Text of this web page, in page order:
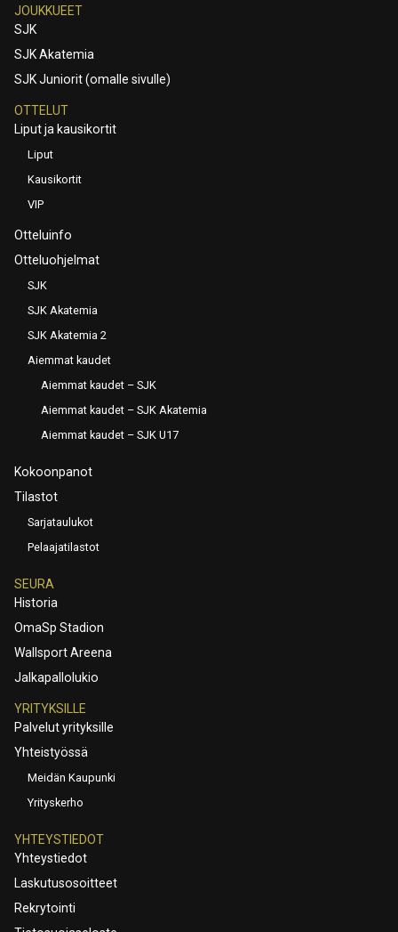
JOUKKUEET
SJK
SJK Akatemia
SJK Juniorit (omalle sivulle)
OTTELUT
Liput ja kausikortit
Liput
Kausikortit
VIP
Otteluinfo
Otteluohjelmat
SJK
SJK Akatemia
SJK Akatemia 2
Aiemmat kaudet
Aiemmat kaudet – SJK
Aiemmat kaudet – SJK Akatemia
Aiemmat kaudet – SJK U17
Kokoonpanot
Tilastot
Sarjataulukot
Pelaajatilastot
SEURA
Historia
OmaSp Stadion
Wallsport Areena
Jalkapallolukio
YRITYKSILLE
Palvelut yrityksille
Yhteistyössä
Meidän Kaupunki
Yrityskerho
YHTEYSTIEDOT
Yhteystiedot
Laskutusosoitteet
Rekrytointi